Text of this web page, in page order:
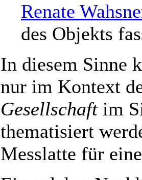
Renate
des Objekts
In diesem Sinne
nur im Kontext
Gesellschaftim
thematisiert
Messlatte für